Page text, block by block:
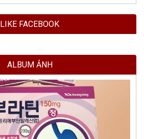
LIKE FACEBOOK
ALBUM ẢNH